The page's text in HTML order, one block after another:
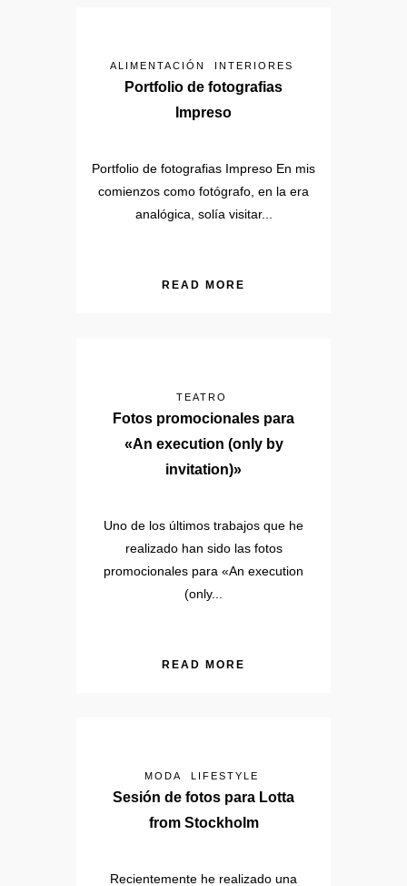
ALIMENTACIÓN INTERIORES
Portfolio de fotografias
Impreso
Portfolio de fotografias Impreso En mis
comienzos como fotógrafo, en la era
analógica, solía visitar...
READ MORE
TEATRO
Fotos promocionales para
«An execution (only by
invitation)»
Uno de los últimos trabajos que he
realizado han sido las fotos
promocionales para «An execution
(only...
READ MORE
MODA LIFESTYLE
Sesión de fotos para Lotta
from Stockholm
Recientemente he realizado una